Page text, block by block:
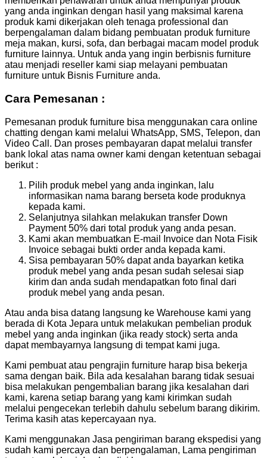
yang anda inginkan dengan hasil yang maksimal karena
produk kami dikerjakan oleh tenaga professional dan
berpengalaman dalam bidang pembuatan produk furniture
meja makan, kursi, sofa, dan berbagai macam model produk
furniture lainnya. Untuk anda yang ingin berbisnis furniture
atau menjadi reseller kami siap melayani pembuatan
furniture untuk Bisnis Furniture anda.
Cara Pemesanan :
Pemesanan produk furniture bisa menggunakan cara online
chatting dengan kami melalui WhatsApp, SMS, Telepon, dan
Video Call. Dan proses pembayaran dapat melalui transfer
bank lokal atas nama owner kami dengan ketentuan sebagai
berikut :
Pilih produk mebel yang anda inginkan, lalu
informasikan nama barang berseta kode produknya
kepada kami.
Selanjutnya silahkan melakukan transfer Down
Payment 50% dari total produk yang anda pesan.
Kami akan membuatkan E-mail Invoice dan Nota Fisik
Invoice sebagai bukti order anda kepada kami.
Sisa pembayaran 50% dapat anda bayarkan ketika
produk mebel yang anda pesan sudah selesai siap
kirim dan anda sudah mendapatkan foto final dari
produk mebel yang anda pesan.
Atau anda bisa datang langsung ke Warehouse kami yang
berada di Kota Jepara untuk melakukan pembelian produk
mebel yang anda inginkan (jika ready stock) serta anda
dapat membayarnya langsung di tempat kami juga.
Kami pembuat atau pengrajin furniture harap bisa bekerja
sama dengan baik. Bila ada kesalahan barang tidak sesuai
bisa melakukan pengembalian barang jika kesalahan dari
kami, karena setiap barang yang kami kirimkan sudah
melalui pengecekan terlebih dahulu sebelum barang dikirim.
Terima kasih atas kepercayaan nya.
Kami menggunakan Jasa pengiriman barang ekspedisi yang
sudah kami percaya dan berpengalaman, Lama pengiriman